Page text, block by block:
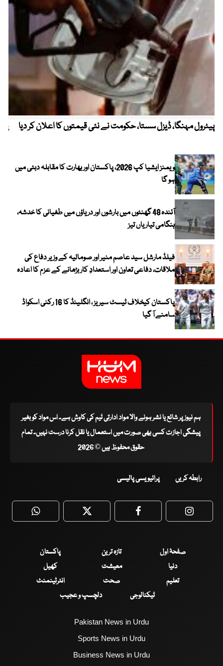
پیٹرول مہنگا، ڈیزل سستا، حکومت نے نئی قیمتوں کا اعلان کر دیا
ویمنز ایشیا کپ 2026، پاکستان اور بھارت کا مقابلہ دبئی میں
ہو گا
آئندہ 48 گھنٹوں میں بارشوں اور دریاؤں میں طغیانی کا خدشہ،
ہنگامی تیاریاں تیز
فیلڈ مارشل سید عاصم منیر اور صومالیہ کے وزیر دفاع کی
ملاقات، دفاعی تعاون اور استعدادِ کار بڑھانے کے عزم کا اعادہ
پاکستان کیخلاف ٹیسٹ سیریز ، انگلینڈ کا 16 رکنی اسکواڈ
سامنے آ گیا
ہم نیوز پر شائع یا نشر ہونے والا مواد ادارتی ٹیم کی کاوش ہے۔ اس مواد کو بغیر
پیشگی اجازت کسی بھی صورت میں استعمال یا نقل کرنا درست نہیں۔ تمام
حقوق محفوظ ہیں © 2026
رابطہ کریں پرائیویسی پالیسی
WhatsApp Twitter Facebook
صفحۂ اول تازہ ترین
پاکستان
دنیا
معیشت
کھیل
تعلیم
صحت
انٹرٹینمنٹ
ٹیکنالوجی
دلچسپ و عجیب
Pakistan News in Urdu
Sports News in Urdu
Business News in Urdu